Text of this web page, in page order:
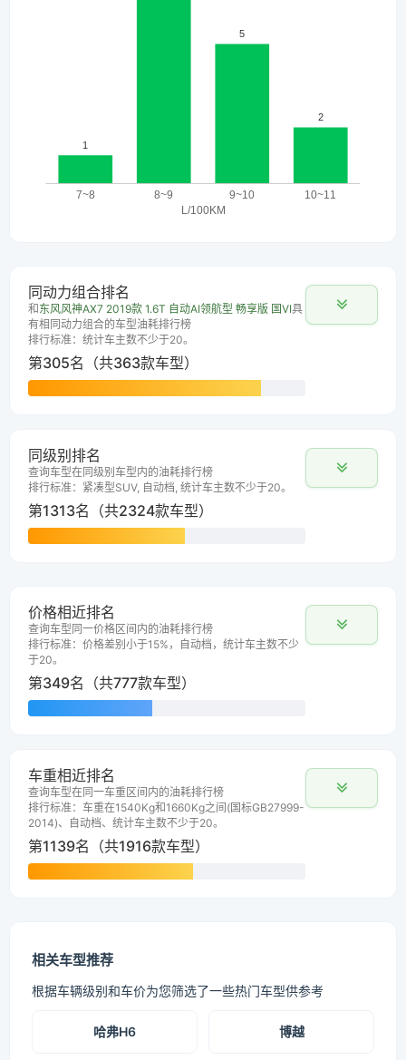
同动力组合排名
和 东风风神AX7 2019款 1.6T 自动AI领航型 畅享版 国VI具
有相同动力组合的车型油耗排行榜
排行标准：统计车主数不少于20。
第305名（共363款车型）
同级别排名
查询车型在同级别车型内的油耗排行榜
排行标准：紧凑型SUV, 自动档, 统计车主数不少于20。
第1313名（共2324款车型）
价格相近排名
查询车型同一价格区间内的油耗排行榜
排行标准：价格差别小于15%，自动档，统计车主数不少
于20。
第349名（共777款车型）
车重相近排名
查询车型在同一车重区间内的油耗排行榜
排行标准：车重在1540Kg和1660Kg之间(国标GB27999-
2014)、自动档、统计车主数不少于20。
第1139名（共1916款车型）
相关车型推荐
根据车辆级别和车价为您筛选了一些热门车型供参考
哈弗H6 博越